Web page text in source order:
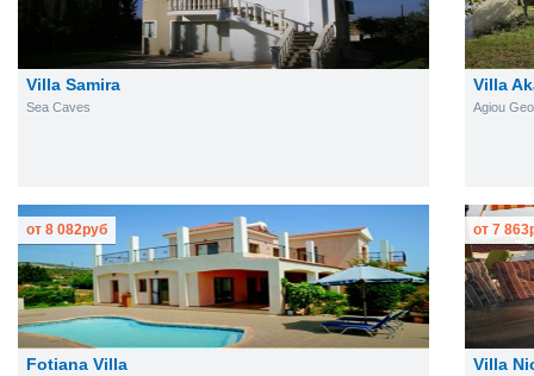
Villa Samira
Sea Caves
Villa
Agiou
Fotiana Villa
от 8 082руб
Villa
от 7 863